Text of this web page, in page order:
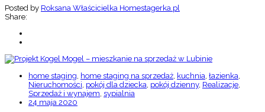
Posted by Roksana Właścicielka Homestagerka.pl
Share:
home staging, home staging na sprzedaż, kuchnia, łazienka,
Nieruchomości, pokój dla dziecka, pokój dzienny, Realizacje,
Sprzedaż i wynajem, sypialnia
24 maja 2020